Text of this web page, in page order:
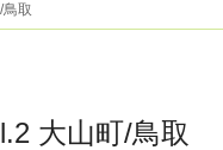
鳥取
大山町/鳥取